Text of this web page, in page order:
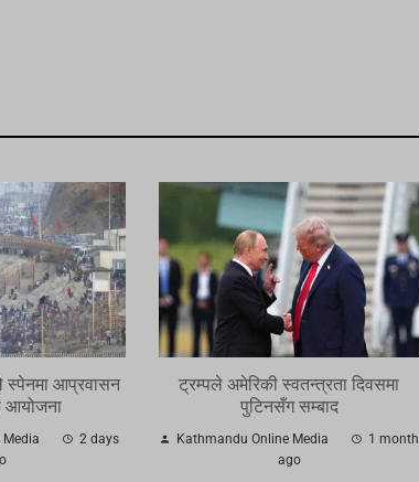
स्पेनमा आप्रवासन
2 days
ट्रम्पले अमेरिकी स्वतन्त्रता दिवसमा
पुटिनसँग सम्बाद
Kathmandu Online Media
1 month
ago